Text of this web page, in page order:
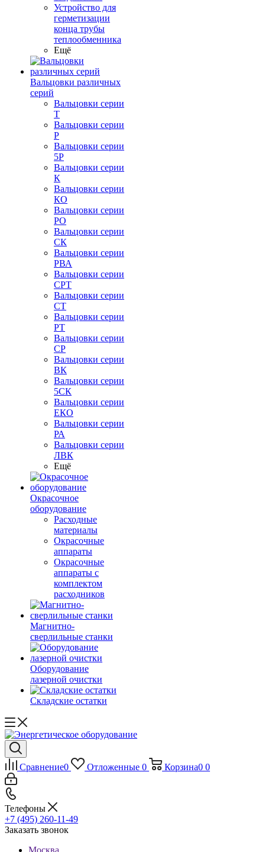
Устройство для
герметизации
конца трубы
теплообменника
Ещё
Вальцовки различных
серий
Вальцовки серии
Т
Вальцовки серии
Р
Вальцовки серии
5Р
Вальцовки серии
К
Вальцовки серии
КО
Вальцовки серии
РО
Вальцовки серии
СК
Вальцовки серии
РВА
Вальцовки серии
СРТ
Вальцовки серии
СТ
Вальцовки серии
РТ
Вальцовки серии
СР
Вальцовки серии
ВК
Вальцовки серии
5СК
Вальцовки серии
ЕКО
Вальцовки серии
РА
Вальцовки серии
ЛВК
Ещё
Окрасочное
оборудование
Расходные
материалы
Окрасочные
аппараты
Окрасочные
аппараты с
комплектом
расходников
Магнитно-
сверлильные станки
Оборудование
лазерной очистки
Складские остатки
Сравнение0 Отложенные 0 Корзина0 0
Телефоны
+7 (495) 260-11-49
Заказать звонок
Москва